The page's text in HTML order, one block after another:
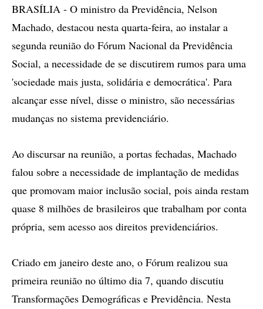
BRASÍLIA - O ministro da Previdência, Nelson
Machado, destacou nesta quarta-feira, ao instalar a
segunda reunião do Fórum Nacional da Previdência
Social, a necessidade de se discutirem rumos para uma
'sociedade mais justa, solidária e democrática'. Para
alcançar esse nível, disse o ministro, são necessárias
mudanças no sistema previdenciário.
Ao discursar na reunião, a portas fechadas, Machado
falou sobre a necessidade de implantação de medidas
que promovam maior inclusão social, pois ainda restam
quase 8 milhões de brasileiros que trabalham por conta
própria, sem acesso aos direitos previdenciários.
Criado em janeiro deste ano, o Fórum realizou sua
primeira reunião no último dia 7, quando discutiu
Transformações Demográficas e Previdência. Nesta